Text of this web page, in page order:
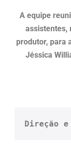
A equipe
assistentes,
produtor, para
Jéssica
Direção